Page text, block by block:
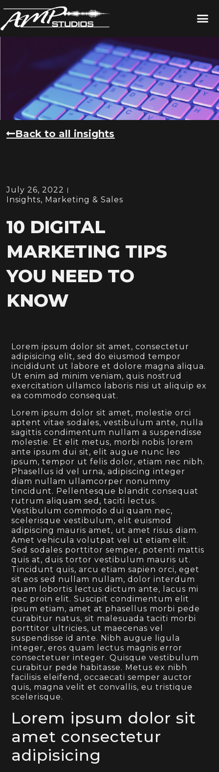
Back to all insights
July 26, 2022
Insights, Marketing & Sales
10 DIGITAL
MARKETING TIPS
YOU NEED TO
KNOW
Lorem ipsum dolor sit amet, consectetur
adipisicing elit, sed do eiusmod tempor
incididunt ut labore et dolore magna aliqua.
Ut enim ad minim veniam, quis nostrud
exercitation ullamco laboris nisi ut aliquip ex
ea commodo consequat.
Lorem ipsum dolor sit amet, molestie orci
aptent vitae sodales, vestibulum ante, nulla
sagittis condimentum nullam a suspendisse
molestie. Et elit metus, morbi nobis lorem
ante ipsum dui sit, elit augue nunc leo
ipsum, tempor ut felis dolor, etiam nec nibh.
Phasellus id vel urna, adipiscing integer
diam nullam ullamcorper nonummy
tincidunt. Pellentesque blandit consequat
rutrum aliquam sed, taciti lectus.
Vestibulum commodo dui quam nec,
scelerisque vestibulum, elit euismod
adipiscing mauris amet, ut amet risus diam.
Amet vehicula volutpat vel ut etiam elit.
Sed sodales porttitor semper, potenti mattis
quis at, duis tortor vestibulum mauris ut.
Tincidunt quis, arcu etiam sapien orci, eget
sit eos sed nullam nullam, dolor interdum
quam lobortis lectus dictum ante, lacus mi
nec proin elit. Suscipit condimentum elit
ipsum etiam, amet at phasellus morbi pede
curabitur natus, sit malesuada taciti morbi
porttitor ultricies, ut maecenas vel
suspendisse id ante. Nibh augue ligula
integer, eros quam lectus magnis error
consectetuer integer. Quisque vestibulum
curabitur pede habitasse. Metus ex nibh
facilisis eleifend, occaecati semper auctor
quis, magna velit et convallis, eu tristique
scelerisque.
Lorem ipsum dolor sit
amet consectetur
adipisicing